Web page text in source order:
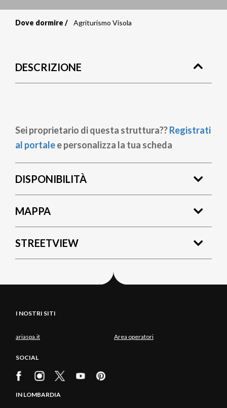
Briciole
pane
Dove dormire Agriturismo Visola
DESCRIZIONE
Sei proprietario di questa struttura??Registrati
al portalee personalizza la tua scheda
DISPONIBILITÀ
MAPPA
STREETVIEW
I NOSTRI SITI
ariaspa.it Area operatori
SOCIAL
IN LOMBARDIA